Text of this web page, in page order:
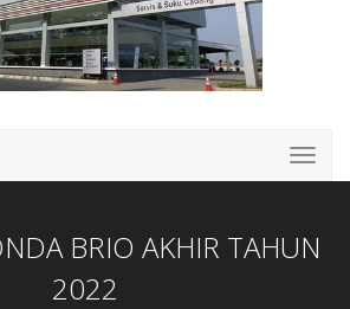
BRIO AKHIR TAHUN
2022